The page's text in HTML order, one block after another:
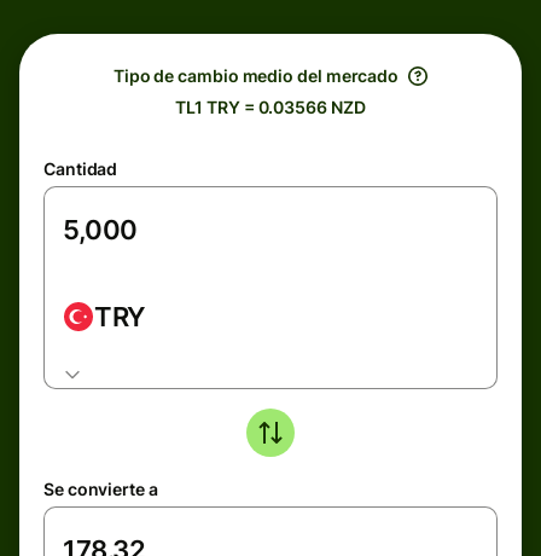
Tipo de cambio medio del mercado
TL1 TRY = 0.03566 NZD
Cantidad
TRY
Se convierte a